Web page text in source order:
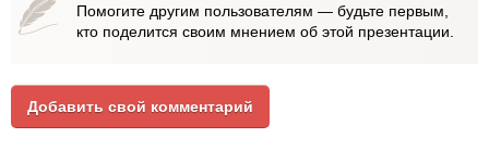
Помогите другим пользователям — будьте первым,
кто поделится своим мнением об этой презентации.
Добавить свой комментарий